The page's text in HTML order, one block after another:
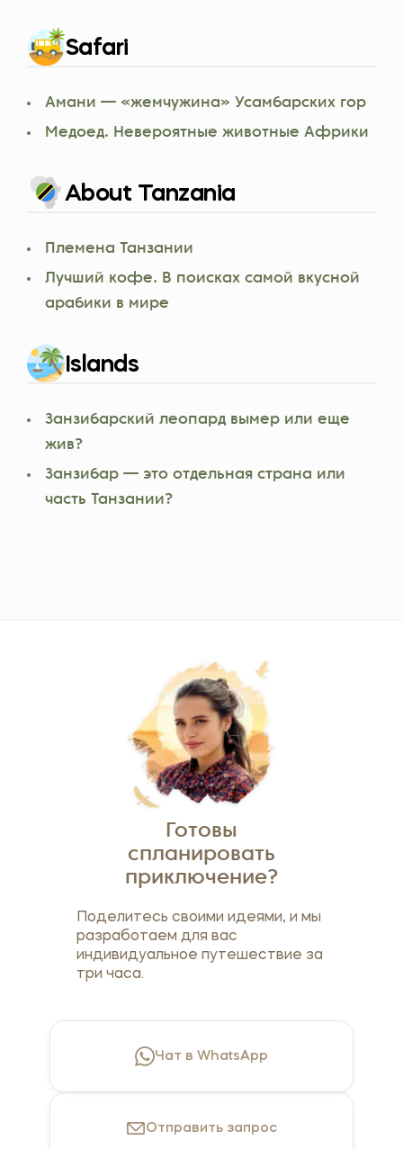
Safari
Амани — «жемчужина» Усамбарских гор
Медоед. Невероятные животные Африки
About Tanzania
Племена Танзании
Лучший кофе. В поисках самой вкусной
арабики в мире
Islands
Занзибарский леопард вымер или еще
жив?
Занзибар — это отдельная страна или
часть Танзании?
Готовы
спланировать
приключение?
Поделитесь своими идеями, и мы
разработаем для вас
индивидуальное путешествие за
три часа.
Чат в WhatsApp
Отправить запрос